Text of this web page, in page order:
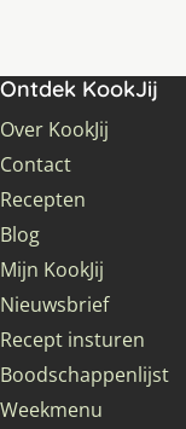
Ontdek KookJij
Over KookJij
Contact
Recepten
Blog
Mijn KookJij
Nieuwsbrief
Recept insturen
Boodschappenlijst
Weekmenu